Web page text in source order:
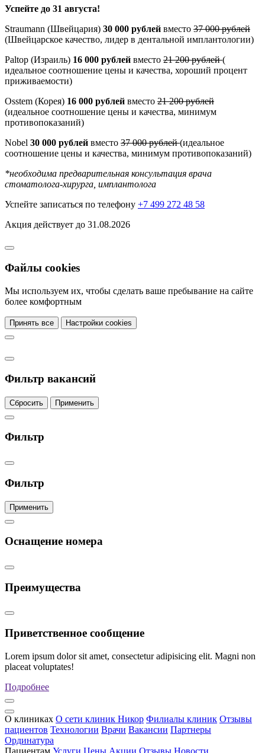
Успейте до 31 августа!
Straumann (Швейцария) 30 000 рублей вместо 37 000 рублей
(Швейцарское качество, лидер в дентальной имплантологии)
Paltop (Израиль) 16 000 рублей вместо 21 200 рублей(
идеальное соотношение цены и качества, хороший процент
приживаемости)
Osstem (Корея) 16 000 рублей вместо 21 200 рублей
(идеальное соотношение цены и качества, минимум
противопоказаний)
Nobel 30 000 рублей вместо 37 000 рублей(идеальное
соотношение цены и качества, минимум противопоказаний)
*необходима предварительная консультация врача
стоматолога-хирурга, имплантолога
Успейте записаться по телефону +7 499 272 48 58
Акция действует до 31.08.2026
Файлы cookies
Мы используем их, чтобы сделать ваше пребывание на сайте
более комфортным
Принять все Настройки cookies
Фильтр вакансий
Сбросить Применить
Фильтр
Фильтр
Применить
Оснащение номера
Преимущества
Приветственное сообщение
Lorem ipsum dolor sit amet, consectetur adipisicing elit. Magni non
placeat voluptates!
Подробнее
О клиниках О сети клиник Никор Филиалы клиник Отзывы
пациентов Технологии Врачи Вакансии Партнеры
Ординатура
Пациентам Услуги Цены Акции Отзывы Новости